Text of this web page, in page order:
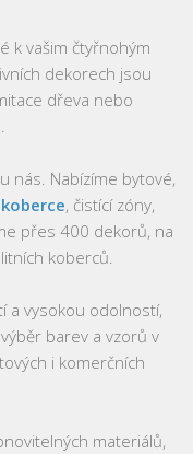
k vašim čtyřnohým
dekorech jsou
dřeva nebo
nás. Nabízíme bytové,
koberce, čistící zóny,
přes 400 dekorů, na
koberců.
a vysokou odolností,
výběr barev a vzorů v
i komerčních
materiálů,